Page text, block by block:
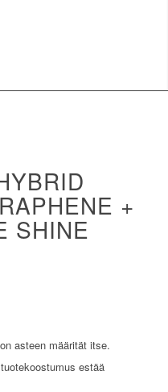
+
SHINE
asteen määrität itse.
estää